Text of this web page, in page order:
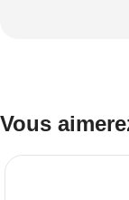
Vous